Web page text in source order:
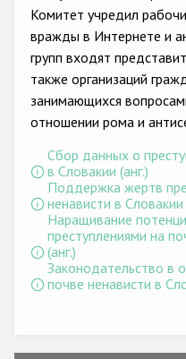
Комитет учредил
вражды в Интернете и
групп входят
также организаций
занимающихся
отношении рома и
Сбор данных о
в Словакии (анг.)
Поддержка жертв
ненависти в Словакии
Наращивание
преступлениями на
(анг.)
Законодательство в
почве ненависти в